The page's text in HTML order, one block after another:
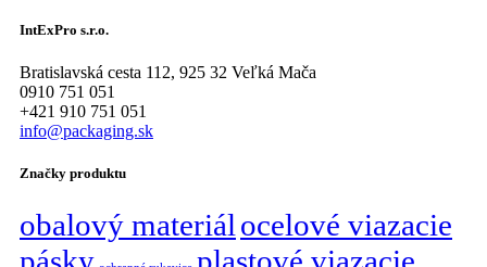
IntExPro s.r.o.
Bratislavská cesta 112, 925 32 Veľká Mača
0910 751 051
+421 910 751 051
info@packaging.sk
Značky produktu
obalový materiál ocelové viazacie
pásky
plastové viazacie